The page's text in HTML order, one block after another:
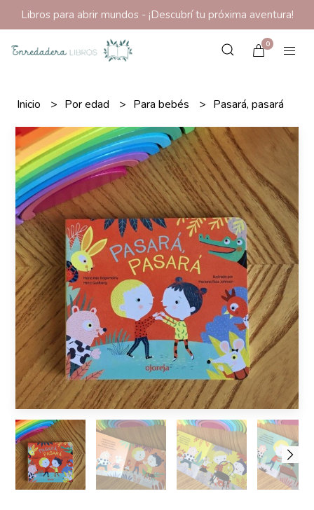
Libros para abrir mundos - ¡Descubrí tu próxima aventura!
0
Inicio Por edad Para bebés Pasará, pasará